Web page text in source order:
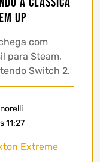
up
com
para Steam,
Switch 2.
11:27
Extreme